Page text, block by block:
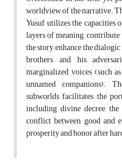
worldview of the narrative.
Yusuf utilizes the capacities
layers of meaning,
the story, enhance the
brothers, and his
marginalized voices (such
unnamed companions).
subworlds facilitates the
including divine decree,
conflict between good and
prosperity and honor after